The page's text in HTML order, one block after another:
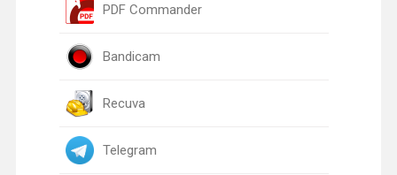
PDF Commander
Bandicam
Recuva
Telegram